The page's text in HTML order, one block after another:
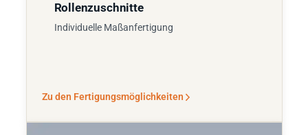
Rollenzuschnitte
Individuelle Maßanfertigung
Zu den Fertigungsmöglichkeiten